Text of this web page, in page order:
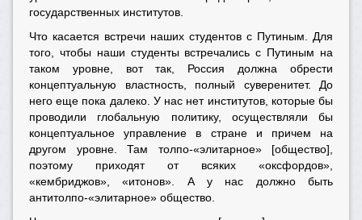
государственных институтов.
Что касается встречи наших студентов с Путиным. Для
того, чтобы наши студенты встречались с Путиным на
таком уровне, вот так, Россия должна обрести
концептуальную властность, полный суверенитет. До
него еще пока далеко. У нас нет институтов, которые бы
проводили глобальную политику, осуществляли бы
концептуальное управление в стране и причем на
другом уровне. Там толпо-«элитарное» [общество],
поэтому приходят от всяких «оксфордов»,
«кембриджов», «итонов». А у нас должно быть
антитолпо-«элитарное» общество.